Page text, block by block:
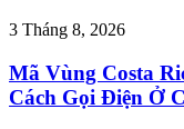
3 Tháng 8, 2026
Mã Vùng Costa
Cách Gọi Điện Ở